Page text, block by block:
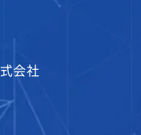
会社